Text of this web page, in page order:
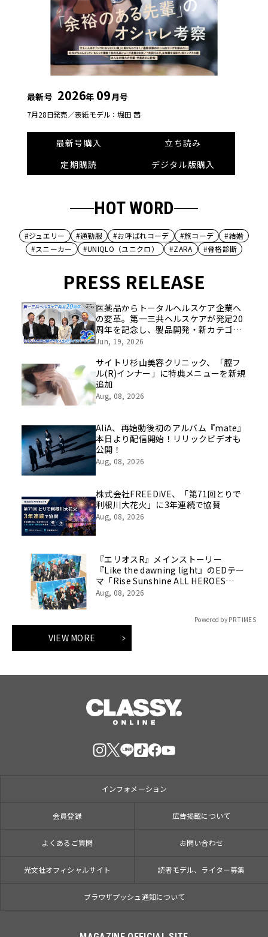
最新号 2026年 09月号
7月28日発売／表紙モデル：堀田 茜
最新号購入
立ち読み
定期購読
デジタル版購入
HOT WORD
#ジュエリー #通勤服 #お呼ばれコーデ #旅コーデ
#結婚
#スニーカー
#UNIQLO（ユニクロ） #ZARA #骨格診断
PRESS RELEASE
医薬品からトータルヘルスケア企業へ
の変革。第一三共ヘルスケアが発足20
周年を記念し、製品開発・新カテゴリ
挑戦の舞台や旧社統合時のエピソード
像を公開！
Jun, 19, 2026
サイトリ杉山美容クリニック、「膣フ
ル(R)インナー」に特典メニューを新規
追加
Aug, 08, 2026
AliA、再始動後初のアルバム『mate』
本日より配信開始！リリックビデオも
公開！
Aug, 08, 2026
株式会社FREEDiVE、「第71回とりで
利根川大花火」に3年連続で協賛
Aug, 08, 2026
『エリオスR』メインストーリー
『Like the dawning light』のEDテー
マ「Rise Sunshine ALL HEROES
Ver.」がフルサイズ配信決定！
Aug, 08, 2026
Powered by PR TIMES
VIEW MORE
インフォメーション
会員登録 広告掲載について
よくあるご質問 お問い合わせ
光文社オフィシャルサイト 読者モデル、ライター募集
ブラウザプッシュ通知について